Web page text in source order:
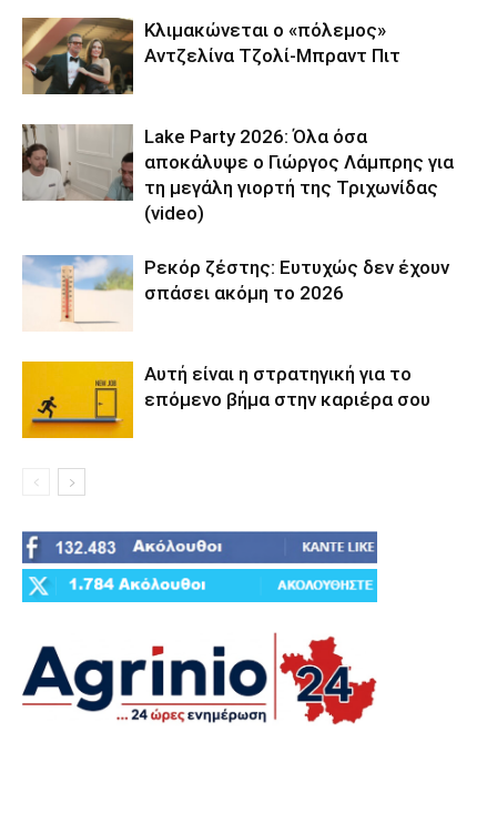
Κλιμακώνεται ο «πόλεμος»
Αντζελίνα Τζολί-Μπραντ Πιτ
Lake Party 2026: Όλα όσα
αποκάλυψε ο Γιώργος Λάμπρης για
τη μεγάλη γιορτή της Τριχωνίδας
(video)
Ρεκόρ ζέστης: Ευτυχώς δεν έχουν
σπάσει ακόμη το 2026
Αυτή είναι η στρατηγική για το
επόμενο βήμα στην καριέρα σου